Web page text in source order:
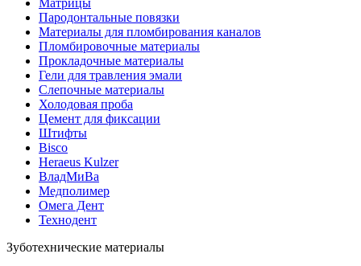
Пародонтальные повязки
Материалы для пломбирования каналов
Пломбировочные материалы
Прокладочные материалы
Гели для травления эмали
Слепочные материалы
Холодовая проба
Цемент для фиксации
Штифты
Bisco
Heraeus Kulzer
ВладМиВа
Медполимер
Омега Дент
Технодент
Зуботехнические материалы